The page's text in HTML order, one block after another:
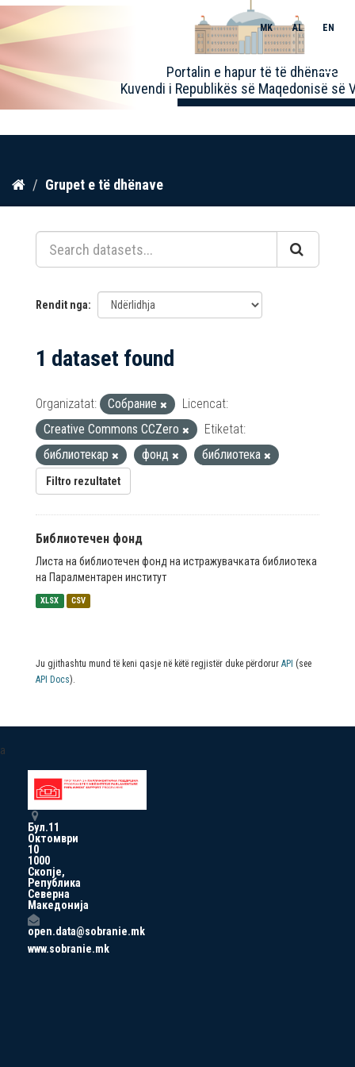
Kalo
përmbajtja
Portalin e hapur të të dhënave
Kuvendi i Republikës së Maqedonisë së
MK AL EN
Toggle
Grupet e të dhënave
Rendit nga
1 dataset found
Organizatat: Собрание
Licencat:
Creative Commons CCZero
Etiketat:
библиотекар
фонд библиотека
Filtro rezultatet
Библиотечен фонд
Листа на библиотечен фонд на истражувачката библиотека
на Паралментарен институт
XLSX CSV
Ju gjithashtu mund të keni qasje në këtë regjistër duke përdorur API (see
API Docs).
a
Бул.11
Октомври
10
1000
Скопје,
Република
Северна
Македонија
open.data@sobranie.mk
www.sobranie.mk